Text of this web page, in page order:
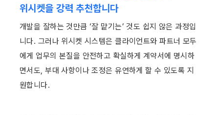
위시켓을 강력 추천합니다
개발을 잘하는 것만큼 ‘잘 맡기는’ 것도 쉽지 않은 과정입
니다. 그러나 위시켓 시스템은 클라이언트와 파트너 모두
에게 업무의 본질을 안전하고 확실하게 계약서에 명시하
면서도, 부대 사항이나 조정은 유연하게 할 수 있도록 지
원합니다.